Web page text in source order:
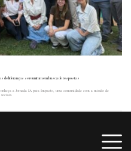
de lideranças se reuniram em busca de respostas
a Jornada IA para Impacto, uma comunidade com a missão de